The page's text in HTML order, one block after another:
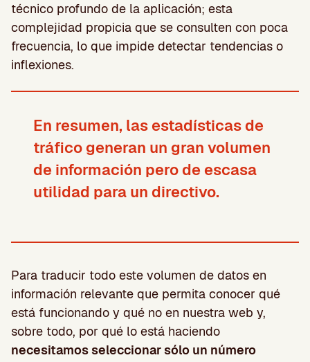
técnico profundo de la aplicación; esta
complejidad propicia que se consulten con poca
frecuencia, lo que impide detectar tendencias o
inflexiones.
En resumen, las estadísticas de
tráfico generan un gran volumen
de información pero de escasa
utilidad para un directivo.
Para traducir todo este volumen de datos en
información relevante que permita conocer qué
está funcionando y qué no en nuestra web y,
sobre todo, por qué lo está haciendo
necesitamos seleccionar sólo un número